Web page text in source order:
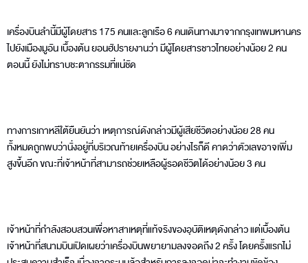
เครื่องบินลำนี้มีผู้โดยสาร 175 คนและลูกเรือ 6 คนเดินทางมาจากกรุงเทพมหานคร
ไปยังเมืองมูอัน เบื้องต้น ยอนฮัปรายงานว่า มีผู้โดยสารชาวไทยอย่างน้อย 2 คน
ตอนนี้ ยังไม่ทราบชะตากรรมที่แน่ชัด
ทางการเกาหลีใต้ยืนยันว่า เหตุการณ์ดังกล่าวมีผู้เสียชีวิตอย่างน้อย 28 คน
ทั้งหมดถูกพบว่านั่งอยู่ที่บริเวณท้ายเครื่องบิน อย่างไรก็ดี คาดว่าตัวเลขอาจเพิ่ม
สูงขึ้นอีก ขณะที่เจ้าหน้าที่สามารถช่วยเหลือผู้รอดชีวิตได้อย่างน้อย 3 คน
เจ้าหน้าที่กำลังสอบสวนเพื่อหาสาเหตุที่แท้จริงของอุบัติเหตุดังกล่าว แต่เบื้องต้น
เจ้าหน้าที่สนามบินเปิดเผยว่าเครื่องบินพยายามลงจอดถึง 2 ครั้ง โดยครั้งแรกไม่